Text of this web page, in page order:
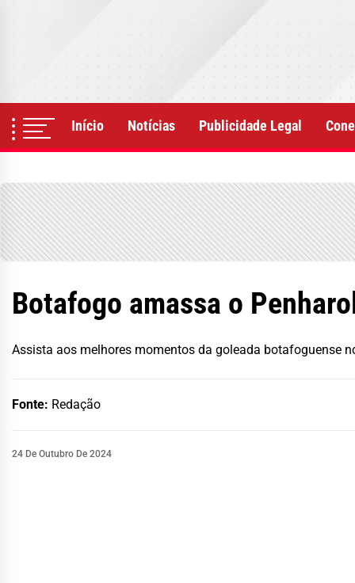
Início Notícias Publicidade Legal
Botafogo amassa o
Assista aos melhores momentos da goleada botafoguense
Fonte: Redação
24 De Outubro De 2024